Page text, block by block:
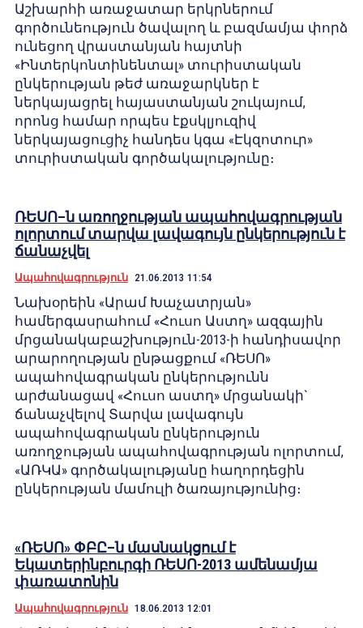
Աշխարհի առաջատար երկրներում
գործունեություն ծավալող և բազմամյա փորձ
ունեցող վրաստանյան հայտնի
«Ինտերկոնտինենտալ» տուրիստական
ընկերության թեժ առաջարկներ է
ներկայացրել հայաստանյան շուկայում,
որոնց համար որպես էքսկլյուզիվ
ներկայացուցիչ հանդես կգա «Էկզոտուր»
տուրիստական գործակալությունը։
ՌԵՍՈ–ն առողջության ապահովագրության
ոլորտում տարվա լավագույն ընկերություն է
ճանաչվել
Ապահովագրություն 21.06.2013 11:54
Նախօրեին «Արամ Խաչատրյան»
համերգասրահում «Հուսո Աստղ» ազգային
մրցանակաբաշխություն-2013-ի հանդիսավոր
արարողության ընթացքում «ՌԵՍՈ»
ապահովագրական ընկերությունն
արժանացավ «Հուսո աստղ» մրցանակի`
ճանաչվելով Տարվա լավագույն
ապահովագրական ընկերություն
առողջության ապահովագրության ոլորտում,
«ԱՌԿԱ» գործակալությանը հաղորդեցին
ընկերության մամուլի ծառայությունից։
«ՌԵՍՈ» ՓԲԸ–ն մասնակցում է
Եկատերինբուրգի ՌԵՍՈ-2013 ամենամյա
փառատոնին
Ապահովագրություն 18.06.2013 12:01